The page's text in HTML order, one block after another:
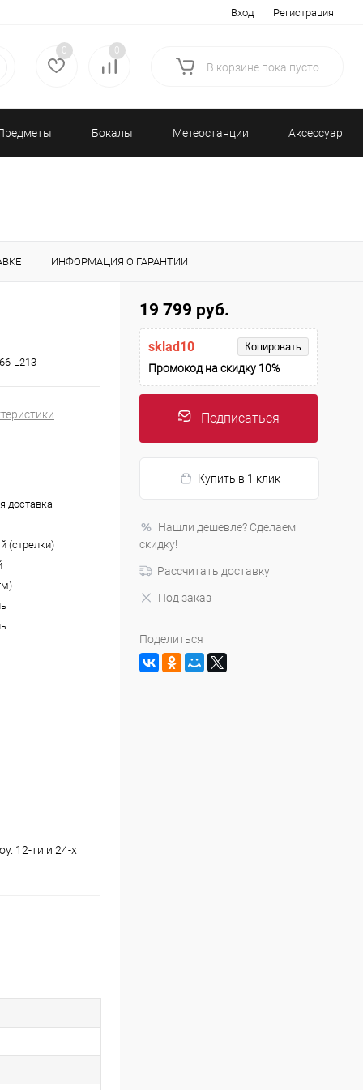
Вход Регистрация
0 0
В корзине пока пусто
Бокалы Метеостанции Аксессуары/
ИНФОРМАЦИЯ О ГАРАНТИИ
L213
доставка
(стрелки)
12-ти и 24-х
19 799 руб.
sklad10 Копировать
Промокод на скидку 10%
Подписаться
Купить в 1 клик
Нашли дешевле? Сделаем
скидку!
Рассчитать доставку
Под заказ
Поделиться